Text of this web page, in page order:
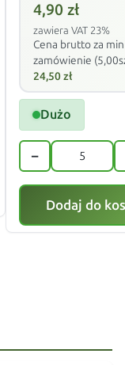
4,90 zł
zawiera VAT 23%
Cena brutto za
zamówienie
24,50zł
Dużo
−
Dodaj do